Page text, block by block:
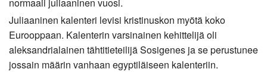
Juliaaninen kalenteri levisi kristinuskon myötä koko
Eurooppaan. Kalenterin varsinainen kehittelijä oli
aleksandrialainen tähtitieteilijä Sosigenes ja se perustunee
jossain määrin vanhaan egyptiläiseen kalenteriin.